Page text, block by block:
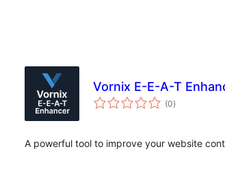
Vornix E-E-A-T
(0總
評)
A powerful tool to improve your website